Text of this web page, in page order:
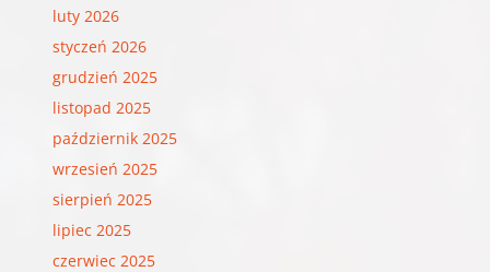
luty 2026
styczeń 2026
grudzień 2025
listopad 2025
październik 2025
wrzesień 2025
sierpień 2025
lipiec 2025
czerwiec 2025